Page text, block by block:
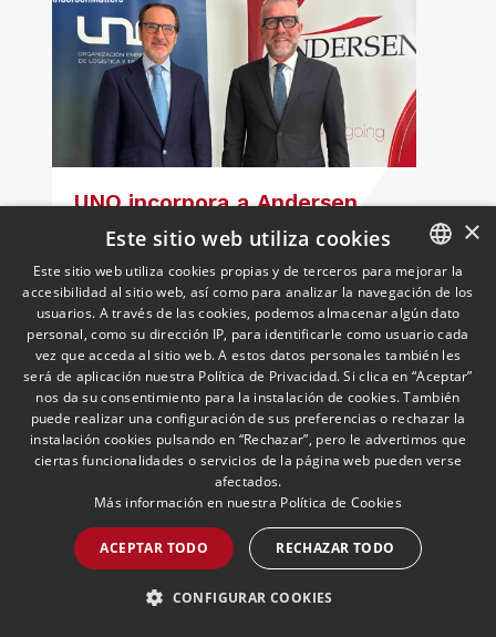
UNO incorpora a Andersen
como socio colaborador para
reforzar el asesoramiento
jurídico y fiscal del sector
logístico
18/05/2026Laboral, Fiscal, Público y Regulatorio,
Transporte, Movilidad & Logística
El presidente de UNO Logística,
Francisco Aranda, y el socio director de
Andersen Iberia, José Vicente Morote,
han rubricado un acuerdo de
colaboración con el que ambas
entidades trabajarán para ayudar a las
empresas logísticas a anticipar y
gestionar con mayor seguridad jurídica
sus principales retos regulatorios.
LEER MÁS >>
SPANISH
ENGLISH
PORTUGUESE
×
Este sitio web utiliza cookies
Este sitio web utiliza cookies propias y de terceros para mejorar la
accesibilidad al sitio web, así como para analizar la navegación de los
usuarios. A través de las cookies, podemos almacenar algún dato
personal, como su dirección IP, para identificarle como usuario cada
vez que acceda al sitio web. A estos datos personales también les
será de aplicación nuestra Política de Privacidad. Si clica en “Aceptar”
nos da su consentimiento para la instalación de cookies. También
puede realizar una configuración de sus preferencias o rechazar la
instalación cookies pulsando en “Rechazar”, pero le advertimos que
ciertas funcionalidades o servicios de la página web pueden verse
afectados.
Más información en nuestra Política de Cookies
ACEPTAR TODO RECHAZAR TODO
CONFIGURAR COOKIES